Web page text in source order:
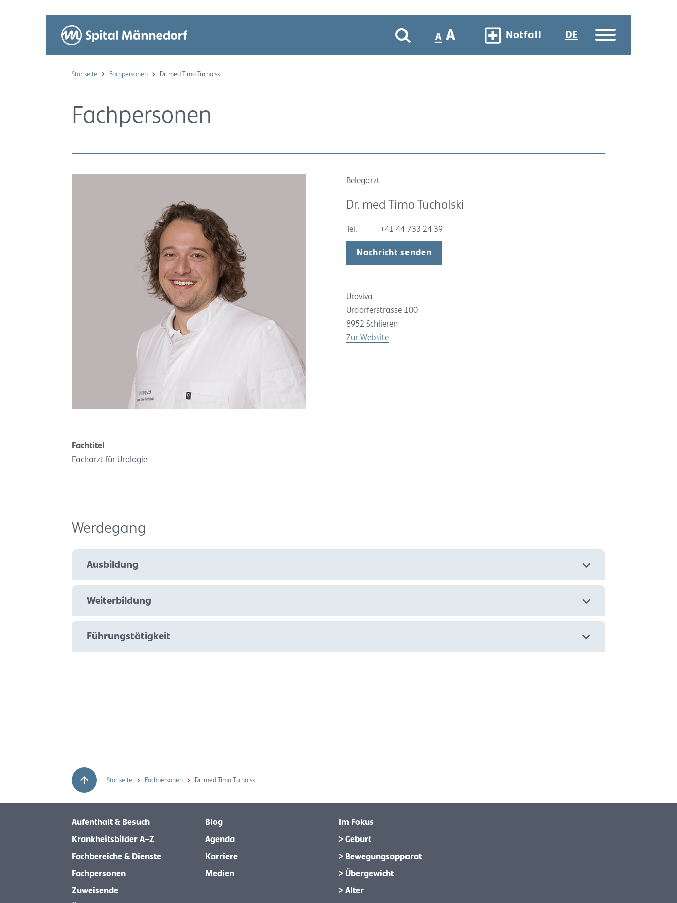
Notfall DE
Startseite Fachpersonen Dr. med Timo Tucholski
Fachpersonen
Belegarzt
Dr. med Timo Tucholski
Tel. +41 44 733 24 39
Nachricht senden
Uroviva
Urdorferstrasse 100
8952 Schlieren
Zur Website
Fachtitel
Facharzt für Urologie
Werdegang
Ausbildung
Weiterbildung
Führungstätigkeit
Startseite Fachpersonen Dr. med Timo Tucholski
Aufenthalt & Besuch
Krankheitsbilder A–Z
Fachbereiche & Dienste
Fachpersonen
Zuweisende
Blog
Agenda
Karriere
Medien
Im Fokus
> Geburt
> Bewegungsapparat
> Übergewicht
> Alter